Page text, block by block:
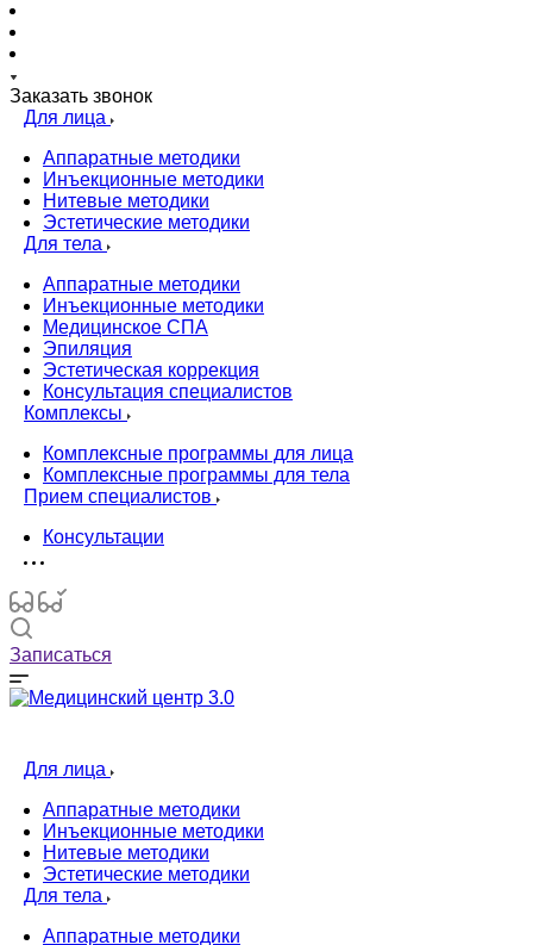
Заказать звонок
Для лица
Аппаратные методики
Инъекционные методики
Нитевые методики
Эстетические методики
Для тела
Аппаратные методики
Инъекционные методики
Медицинское СПА
Эпиляция
Эстетическая коррекция
Консультация специалистов
Комплексы
Комплексные программы для лица
Комплексные программы для тела
Прием специалистов
Консультации
Записаться
Для лица
Аппаратные методики
Инъекционные методики
Нитевые методики
Эстетические методики
Для тела
Аппаратные методики